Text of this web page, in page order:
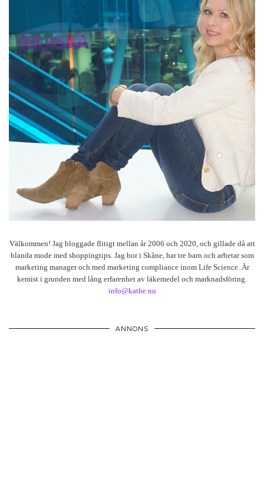
Välkommen! Jag bloggade flitigt mellan år 2006 och 2020, och gillade då att
blanda mode med shoppingtips. Jag bor i Skåne, har tre barn och arbetar som
marketing manager och med marketing compliance inom Life Science. Är
kemist i grunden med lång erfarenhet av läkemedel och marknadsföring.
info@kathe.nu
ANNONS